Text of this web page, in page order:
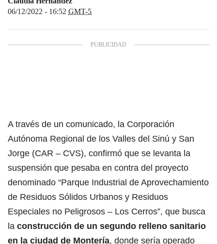
06/12/2022 - 16:52 GMT-5
A través de un comunicado, la Corporación
Autónoma Regional de los Valles del Sinú y San
Jorge (CAR – CVS), confirmó que se levanta la
suspensión que pesaba en contra del proyecto
denominado “Parque Industrial de Aprovechamiento
de Residuos Sólidos Urbanos y Residuos
Especiales no Peligrosos – Los Cerros”, que busca
la construcción de un segundo relleno sanitario
en la ciudad de Montería, donde sería operado